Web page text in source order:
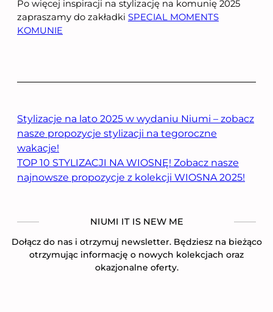
Po więcej inspiracji na stylizację na komunię 2025
zapraszamy do zakładki SPECIAL MOMENTS
KOMUNIE
Stylizacje na lato 2025 w wydaniu Niumi – zobacz
nasze propozycje stylizacji na tegoroczne
wakacje!
TOP 10 STYLIZACJI NA WIOSNĘ! Zobacz nasze
najnowsze propozycje z kolekcji WIOSNA 2025!
NIUMI IT IS NEW ME
Dołącz do nas i otrzymuj newsletter. Będziesz na bieżąco
otrzymując informację o nowych kolekcjach oraz
okazjonalne oferty.